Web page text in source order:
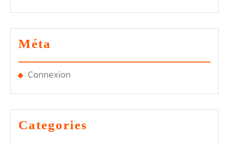
Méta
Connexion
Categories